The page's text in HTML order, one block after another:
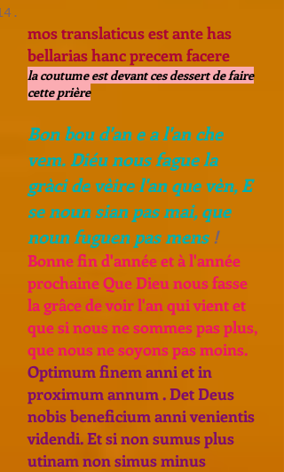
mos translaticus est ante has
bellarias hanc precem facere
la coutume est devant ces dessert de faire
cette prière
Bon bou d'an e a l'an che
vem. Diéu nous fague la
gràci de vèire l'an que vèn, E
se noun sian pas mai, que
noun fuguen pas mens !
Bonne fin d'année et à l'année
prochaine Que Dieu nous fasse
la grâce de voir l'an qui vient et
que si nous ne sommes pas plus,
que nous ne soyons pas moins.
Optimum finem anni et in
proximum annum . Det Deus
nobis beneficium anni venientis
videndi. Et si non sumus plus
utinam non simus minus